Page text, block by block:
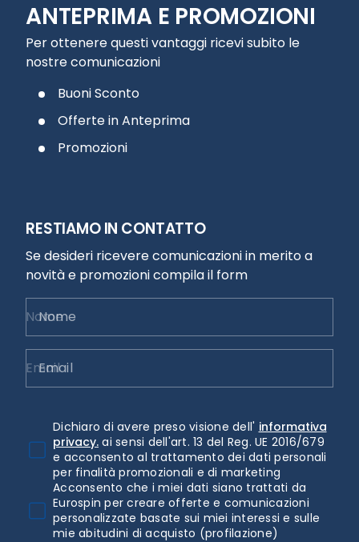
ANTEPRIMA E PROMOZIONI
Per ottenere questi vantaggi ricevi subito le
nostre comunicazioni
Buoni Sconto
Offerte in Anteprima
Promozioni
RESTIAMO IN CONTATTO
Se desideri ricevere comunicazioni in merito a
novità e promozioni compila il form
Nome
Email
Dichiaro di avere preso visione dell' informativa
privacy. ai sensi dell'art. 13 del Reg. UE 2016/679
e acconsento al trattamento dei dati personali
per finalità promozionali e di marketing
Acconsento che i miei dati siano trattati da
Eurospin per creare offerte e comunicazioni
personalizzate basate sui miei interessi e sulle
mie abitudini di acquisto (profilazione)